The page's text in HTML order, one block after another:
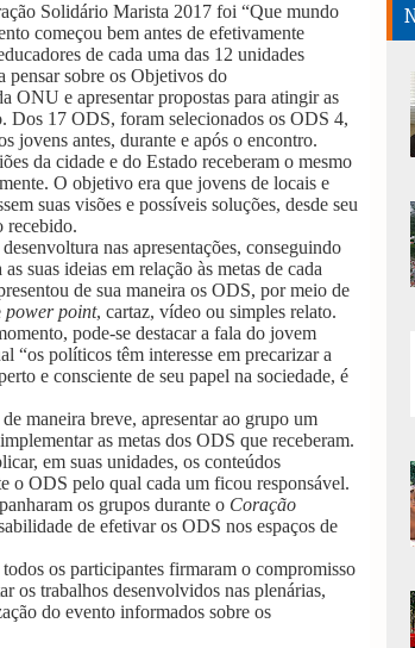
Solidário Marista 2017 foi “Que mundo
começou bem antes de efetivamente
de cada uma das 12 unidades
pensar sobre os Objetivos do
ONU e apresentar propostas para atingir as
Dos 17 ODS, foram selecionados os ODS 4,
jovens antes, durante e após o encontro.
da cidade e do Estado receberam o mesmo
O objetivo era que jovens de locais e
suas visões e possíveis soluções, desde seu
recebido.
nas apresentações, conseguindo
suas ideias em relação às metas de cada
de sua maneira os ODS, por meio de
power point, cartaz, vídeo ou simples relato.
pode-se destacar a fala do jovem
“os políticos têm interesse em precarizar a
e consciente de seu papel na sociedade, é
maneira breve, apresentar ao grupo um
as metas dos ODS que receberam.
em suas unidades, os conteúdos
o ODS pelo qual cada um ficou responsável.
os grupos durante o Coração
de efetivar os ODS nos espaços de
todos os participantes firmaram o compromisso
os trabalhos desenvolvidos nas plenárias,
do evento informados sobre os